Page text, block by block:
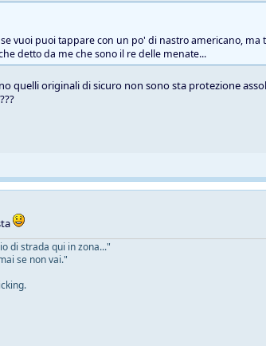
vuoi puoi tappare con un po' di nastro americano,
detto da me che sono il re delle menate...
quelli originali di sicuro non sono sta protezione
di strada qui in zona..."
se non vai."